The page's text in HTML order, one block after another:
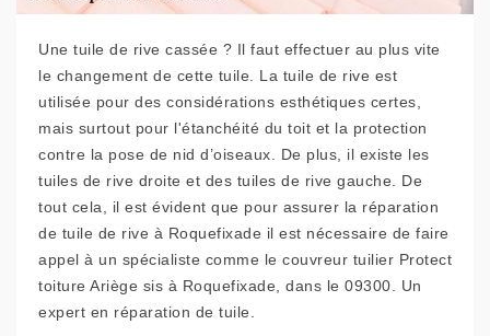
Une tuile de rive cassée ? Il faut effectuer au plus vite
le changement de cette tuile. La tuile de rive est
utilisée pour des considérations esthétiques certes,
mais surtout pour l'étanchéité du toit et la protection
contre la pose de nid d’oiseaux. De plus, il existe les
tuiles de rive droite et des tuiles de rive gauche. De
tout cela, il est évident que pour assurer la réparation
de tuile de rive à Roquefixade il est nécessaire de faire
appel à un spécialiste comme le couvreur tuilier Protect
toiture Ariège sis à Roquefixade, dans le 09300. Un
expert en réparation de tuile.